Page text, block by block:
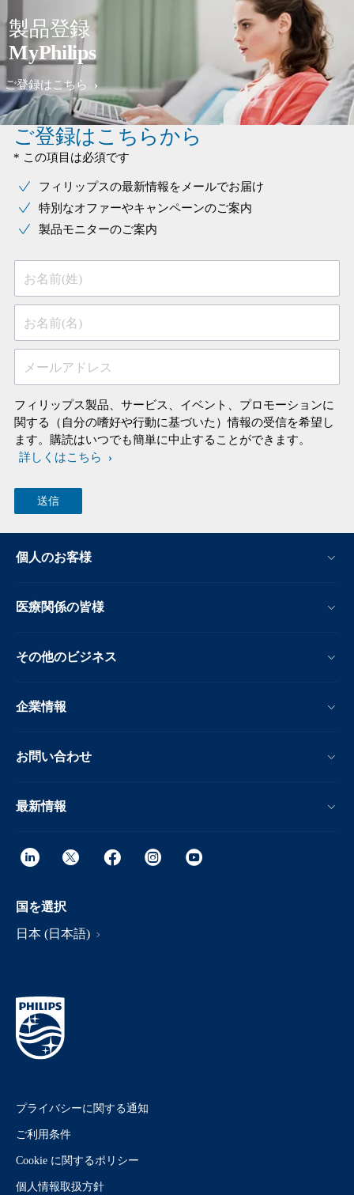
製品登録
MyPhilips
ご登録はこちら
ご登録はこちらから
* この項目は必須です
フィリップスの最新情報をメールでお届け
特別なオファーやキャンペーンのご案内
製品モニターのご案内
お名前(姓)
お名前(名)
メールアドレス
フィリップス製品、サービス、イベント、プロモーションに
関する（自分の嗜好や行動に基づいた）情報の受信を希望し
ます。購読はいつでも簡単に中止することができます。
詳しくはこちら
個人のお客様
医療関係の皆様
その他のビジネス
企業情報
お問い合わせ
最新情報
国を選択
日本 (日本語)
プライバシーに関する通知
ご利用条件
Cookie に関するポリシー
個人情報取扱方針